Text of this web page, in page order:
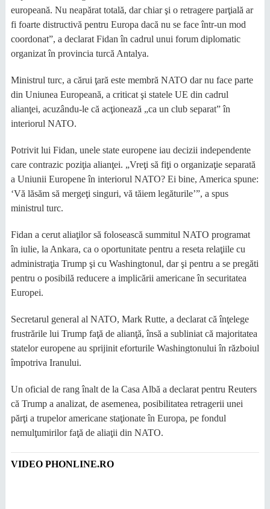
europeană. Nu neapărat totală, dar chiar şi o retragere parţială ar
fi foarte distructivă pentru Europa dacă nu se face într-un mod
coordonat”, a declarat Fidan în cadrul unui forum diplomatic
organizat în provincia turcă Antalya.
Ministrul turc, a cărui ţară este membră NATO dar nu face parte
din Uniunea Europeană, a criticat şi statele UE din cadrul
alianţei, acuzându-le că acţionează „ca un club separat” în
interiorul NATO.
Potrivit lui Fidan, unele state europene iau decizii independente
care contrazic poziţia alianţei. „Vreţi să fiţi o organizaţie separată
a Uniunii Europene în interiorul NATO? Ei bine, America spune:
‘Vă lăsăm să mergeţi singuri, vă tăiem legăturile’”, a spus
ministrul turc.
Fidan a cerut aliaţilor să folosească summitul NATO programat
în iulie, la Ankara, ca o oportunitate pentru a reseta relaţiile cu
administraţia Trump şi cu Washingtonul, dar şi pentru a se pregăti
pentru o posibilă reducere a implicării americane în securitatea
Europei.
Secretarul general al NATO, Mark Rutte, a declarat că înţelege
frustrările lui Trump faţă de alianţă, însă a subliniat că majoritatea
statelor europene au sprijinit eforturile Washingtonului în războiul
împotriva Iranului.
Un oficial de rang înalt de la Casa Albă a declarat pentru Reuters
că Trump a analizat, de asemenea, posibilitatea retragerii unei
părţi a trupelor americane staţionate în Europa, pe fondul
nemulţumirilor faţă de aliaţii din NATO.
VIDEO PHONLINE.RO